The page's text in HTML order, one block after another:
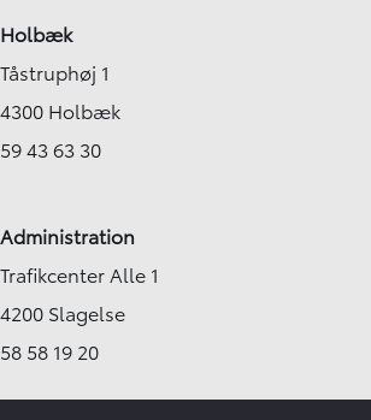
Holbæk
Tåstruphøj 1
4300 Holbæk
59 43 63 30
Administration
Trafikcenter Alle 1
4200 Slagelse
58 58 19 20